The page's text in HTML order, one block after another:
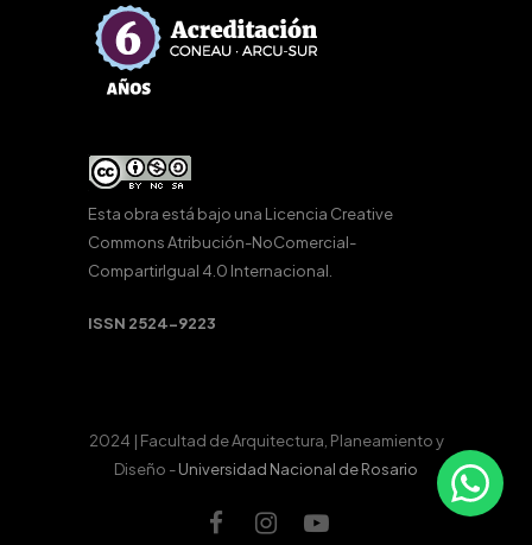
Esta obra está bajo una Licencia Creative
Commons Atribución-NoComercial-
CompartirIgual 4.0 Internacional.
ISSN 2524-9223
2024 | Facultad de Arquitectura, Planeamiento y
Diseño -Universidad Nacional de Rosario